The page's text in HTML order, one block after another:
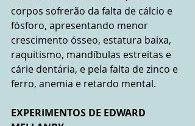
corpos sofrerão da falta de cálcio e
fósforo, apresentando menor
crescimento ósseo, estatura baixa,
raquitismo, mandíbulas estreitas e
cárie dentária, e pela falta de zinco e
ferro, anemia e retardo mental.
EXPERIMENTOS DE EDWARD